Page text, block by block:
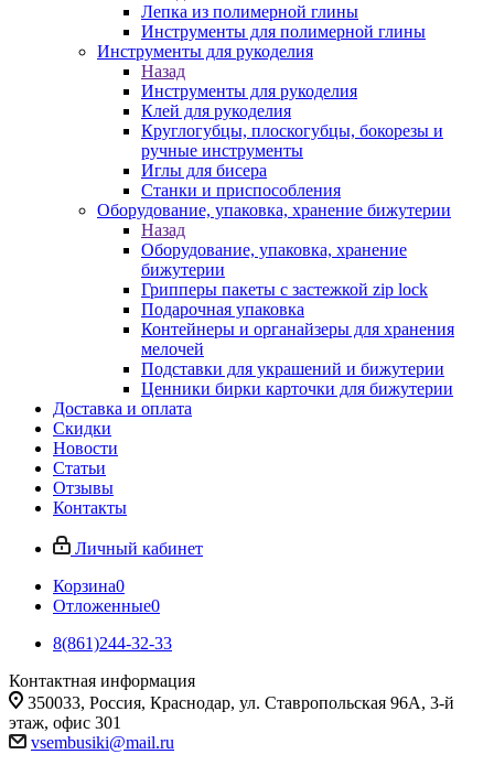
Лепка из полимерной глины
Инструменты для полимерной глины
Инструменты для рукоделия
Назад
Инструменты для рукоделия
Клей для рукоделия
Круглогубцы, плоскогубцы, бокорезы и
ручные инструменты
Иглы для бисера
Станки и приспособления
Оборудование, упаковка, хранение бижутерии
Назад
Оборудование, упаковка, хранение
бижутерии
Грипперы пакеты с застежкой zip lock
Подарочная упаковка
Контейнеры и органайзеры для хранения
мелочей
Подставки для украшений и бижутерии
Ценники бирки карточки для бижутерии
Доставка и оплата
Скидки
Новости
Статьи
Отзывы
Контакты
Личный кабинет
Корзина0
Отложенные0
8(861)244-32-33
Контактная информация
350033, Россия, Краснодар, ул. Ставропольская 96А, 3-й
этаж, офис 301
vsembusiki@mail.ru